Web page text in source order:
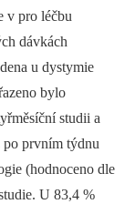
v pro léčbu
dávkách
u dystymie
bylo
studii a
po prvním týdnu
(hodnoceno dle
U 83,4 %